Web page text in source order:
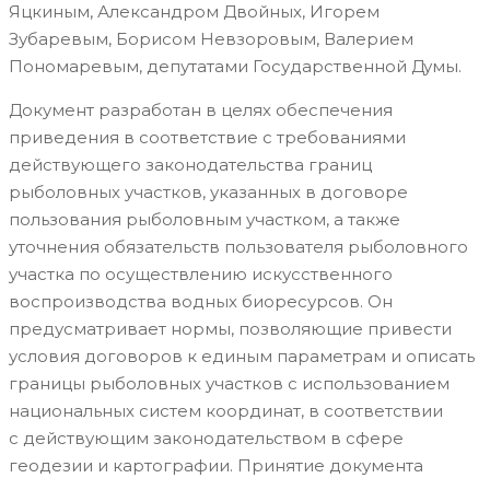
Яцкиным, Александром Двойных, Игорем
Зубаревым, Борисом Невзоровым, Валерием
Пономаревым, депутатами Государственной Думы.
Документ разработан в целях обеспечения
приведения в соответствие с требованиями
действующего законодательства границ
рыболовных участков, указанных в договоре
пользования рыболовным участком, а также
уточнения обязательств пользователя рыболовного
участка по осуществлению искусственного
воспроизводства водных биоресурсов. Он
предусматривает нормы, позволяющие привести
условия договоров к единым параметрам и описать
границы рыболовных участков с использованием
национальных систем координат, в соответствии
с действующим законодательством в сфере
геодезии и картографии. Принятие документа